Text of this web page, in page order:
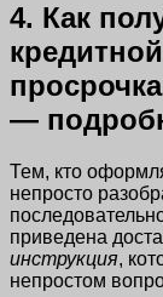
4. Как
—
Тем, кто
непросто
приведена
инструкция,
непростом